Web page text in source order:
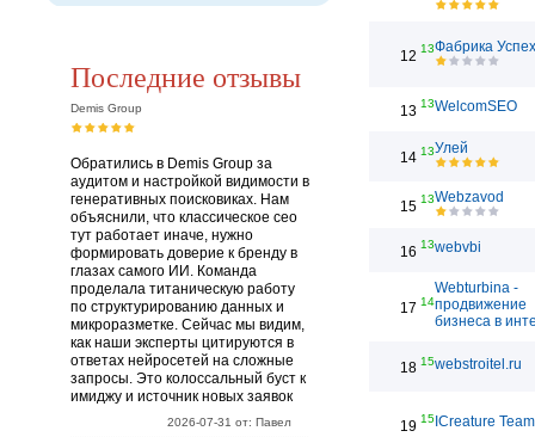
Последние отзывы
Demis Group
Обратились в Demis Group за
аудитом и настройкой видимости в
генеративных поисковиках. Нам
объяснили, что классическое сео
тут работает иначе, нужно
формировать доверие к бренду в
глазах самого ИИ. Команда
проделала титаническую работу
по структурированию данных и
микроразметке. Сейчас мы видим,
как наши эксперты цитируются в
ответах нейросетей на сложные
запросы. Это колоссальный буст к
имиджу и источник новых заявок
2026-07-31 от: Павел
12 13Фабрика
13 13WelcomSEO
14 13Улей
15 13Webzavod
16 13webvbi
17 14
Webturbina -
продвижение
бизнеса в
18 15webstroitel.ru
19 15 ICreature Team